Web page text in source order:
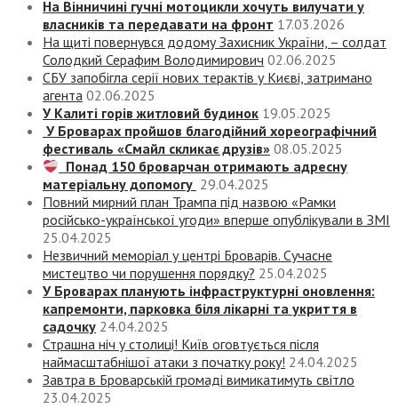
На Вінничині гучні мотоцикли хочуть вилучати у
власників та передавати на фронт 17.03.2026
На щиті повернувся додому Захисник України, – солдат
Солодкий Серафим Володимирович 02.06.2025
СБУ запобігла серії нових терактів у Києві, затримано
агента 02.06.2025
У Калиті горів житловий будинок 19.05.2025
У Броварах пройшов благодійний хореографічний
фестиваль «Смайл скликає друзів» 08.05.2025
Понад 150 броварчан отримають адресну
матеріальну допомогу 29.04.2025
Повний мирний план Трампа під назвою «‎Рамки
російсько-української угоди» вперше опублікували в ЗМІ
25.04.2025
Незвичний меморіал у центрі Броварів. Сучасне
мистецтво чи порушення порядку? 25.04.2025
У Броварах планують інфраструктурні оновлення:
капремонти, парковка біля лікарні та укриття в
садочку 24.04.2025
Страшна ніч у столиці! Київ оговтується після
наймасштабнішої атаки з початку року! 24.04.2025
Завтра в Броварській громаді вимикатимуть світло
23.04.2025